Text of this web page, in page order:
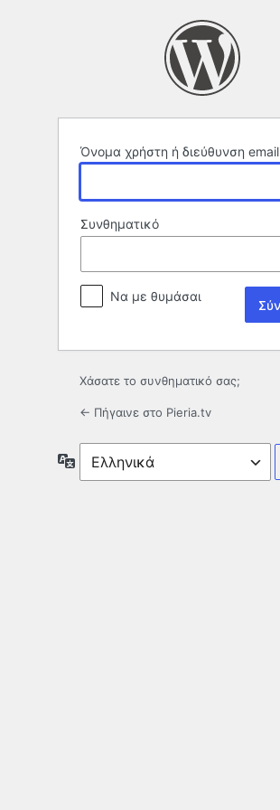
Όνομα χρήστη ή διεύθυνση email
Συνθηματικό
Να με θυμάσαι
Χάσατε το συνθηματικό σας;
← Πήγαινε στο Pieria.tv
Γλώσσα